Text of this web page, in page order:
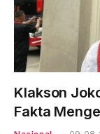
Klakson
Fakta